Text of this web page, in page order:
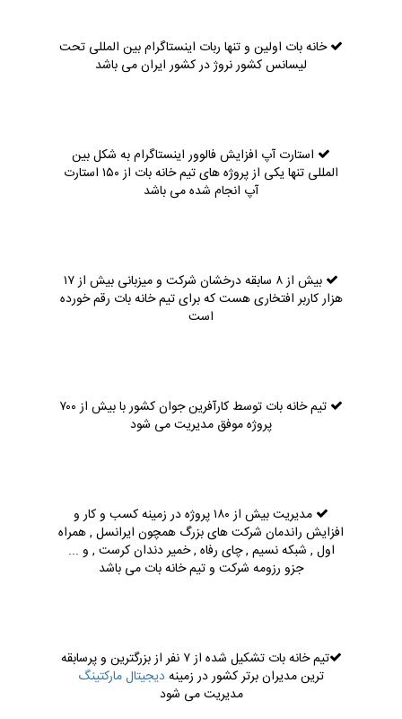
خانه بات اولین و تنها ربات اینستاگرام بین المللی تحت
لیسانس کشور نروژ در کشور ایران می باشد
استارت آپ افزایش فالوور اینستاگرام به شکل بین
المللی تنها یکی از پروژه های تیم خانه بات از ۱۵۰ استارت
آپ انجام شده می باشد
بیش از ۸ سابقه درخشان شرکت و میزبانی بیش از ۱۷
هزار کاربر افتخاری هست که برای تیم خانه بات رقم خورده
است
تیم خانه بات توسط کارآفرین جوان کشور با بیش از ۷۰۰
پروژه موفق مدیریت می شود
مدیریت بیش از ۱۸۰ پروژه در زمینه کسب و کار و
افزایش راندمان شرکت های بزرگ همچون ایرانسل , همراه
اول , شبکه نسیم , چای رفاه , خمیر دندان کرست , و ...
جزو رزومه شرکت و تیم خانه بات می باشد
تیم خانه بات تشکیل شده از ۷ نفر از بزرگترین و پرسابقه
ترین مدیران برتر کشور در زمینهدیجیتال مارکتینگ
مدیریت می شود